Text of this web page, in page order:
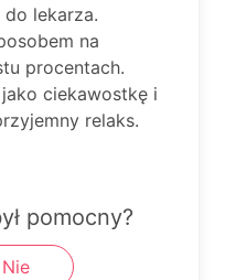
lekarza.
na
procentach.
ciekawostkę i
relaks.
pomocny?
Nie